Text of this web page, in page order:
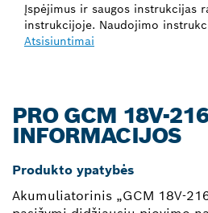
Įspėjimus ir saugos instrukcijas
instrukcijoje. Naudojimo
Atsisiuntimai
PRO GCM 18V-
INFORMACIJOS
Produkto ypatybės
Akumuliatorinis „GCM 18V-